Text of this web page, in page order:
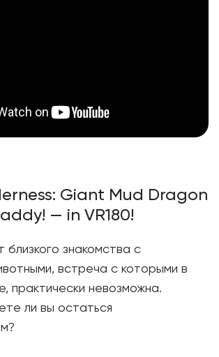
Giant Mud Dragon
— in VR180!
близкого знакомства с
встреча с которыми в
практически невозможна.
ли вы остаться